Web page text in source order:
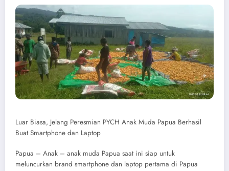
Luar Biasa, Jelang Peresmian PYCH Anak Muda Papua Berhasil
Buat Smartphone dan Laptop
Papua – Anak – anak muda Papua saat ini siap untuk
meluncurkan brand smartphone dan laptop pertama di Papua